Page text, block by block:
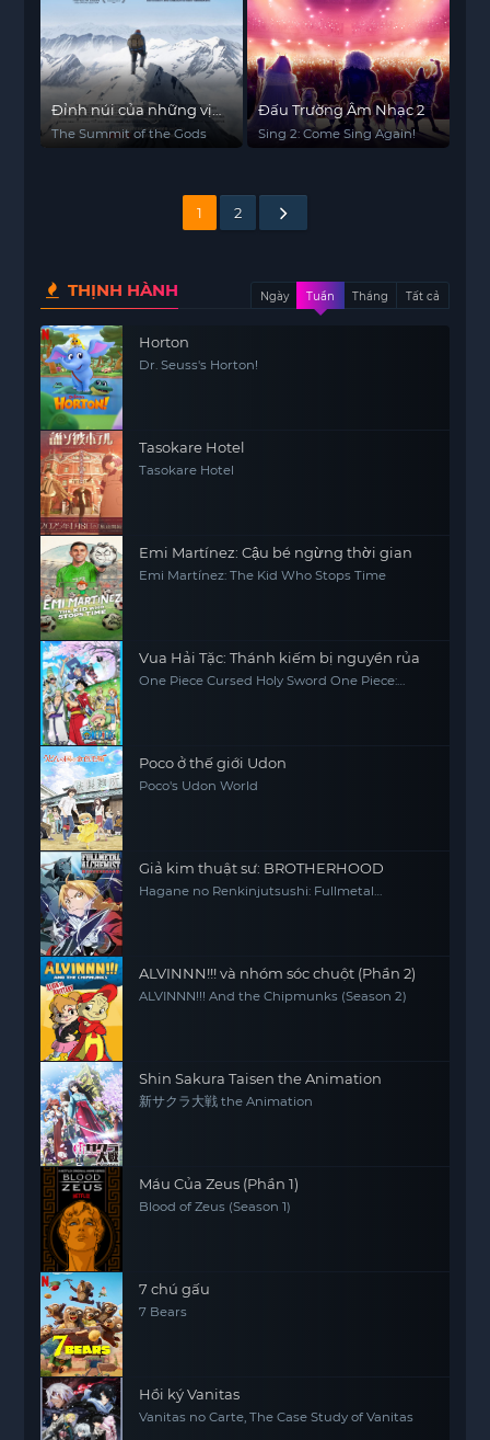
Đỉnh núi của những vị
thần
The Summit of the Gods
Đấu Trường Âm Nhạc 2
Sing 2: Come Sing Again!
1 2
THỊNH HÀNH Ngày Tuần Tháng Tất cả
Horton
Dr. Seuss's Horton!
Tasokare Hotel
Tasokare Hotel
Emi Martínez: Cậu bé ngừng thời gian
Emi Martínez: The Kid Who Stops Time
Vua Hải Tặc: Thánh kiếm bị nguyền rủa
One Piece Cursed Holy Sword One Piece:
Poco ở thế giới Udon
Poco's Udon World
Giả kim thuật sư: BROTHERHOOD
Hagane no Renkinjutsushi: Fullmetal
ALVINNN!!! và nhóm sóc chuột (Phần 2)
ALVINNN!!! And the Chipmunks (Season 2)
Shin Sakura Taisen the Animation
新サクラ大戦 the Animation
Máu Của Zeus (Phần 1)
Blood of Zeus (Season 1)
7 chú gấu
7 Bears
Hồi ký Vanitas
Vanitas no Carte, The Case Study of Vanitas